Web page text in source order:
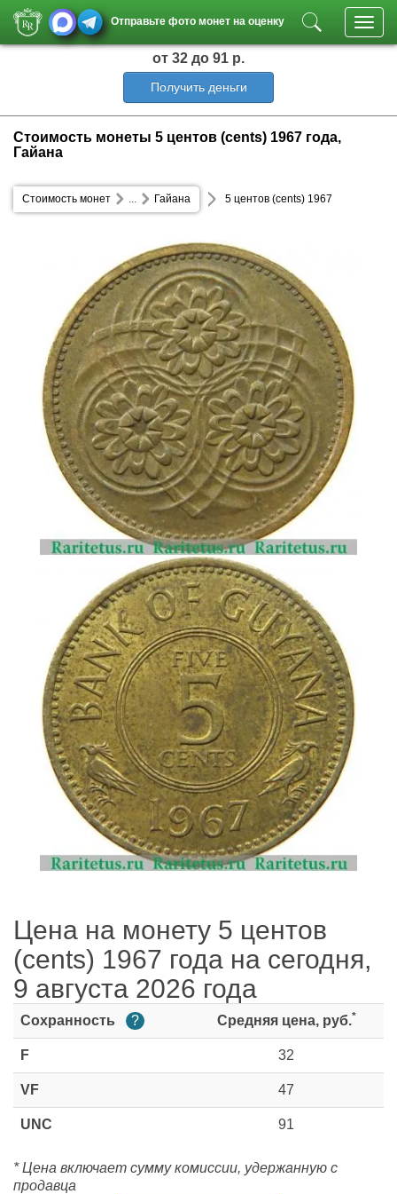
Отправьте фото монет на оценку
от 32 до 91 р.
Получить деньги
Стоимость монеты 5 центов (cents) 1967 года,
Гайана
Стоимость монет Гайана
... 5 центов (cents) 1967
Цена на монету 5 центов
(cents) 1967 года на сегодня,
9 августа 2026 года
Сохранность ? Средняя цена, руб.*
F 32
VF 47
UNC 91
* Цена включает сумму комиссии, удержанную с
продавца